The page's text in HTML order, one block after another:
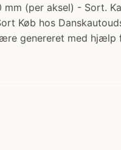
(per aksel) - Sort.
Køb hos
genereret med hjælp